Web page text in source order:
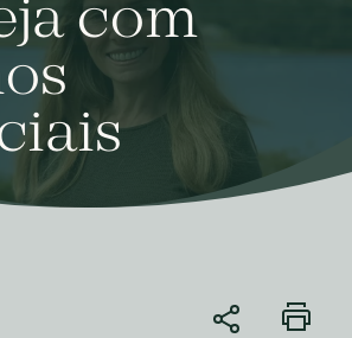
com